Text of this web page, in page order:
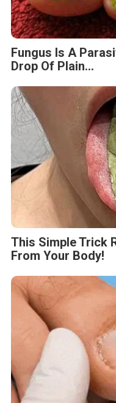
Fungus Is A
Drop Of Plain...
This Simple Trick
From Your Body!